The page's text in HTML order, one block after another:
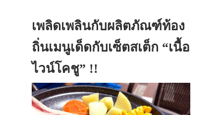
เพลิดเพลินกับผลิตภัณฑ์ท้อง
ถิ่นเมนูเด็ดกับเซ็ตสเต็ก “เนื้อ
ไวน์โคชู” !!